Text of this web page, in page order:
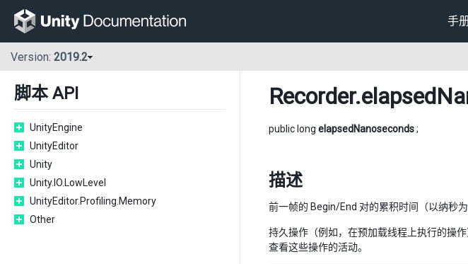
手
Version: 2019.2
脚本 API
UnityEngine
UnityEditor
Unity
Unity.IO.LowLevel
UnityEditor.Profiling.Memory
Other
Recorder
public long elapsedNanoseconds;
描述
前一帧的 Begin/End 对的累积时间（以纳秒为
持久操作（例如，在预加载线程上执行的操
查看这些操作的活动。